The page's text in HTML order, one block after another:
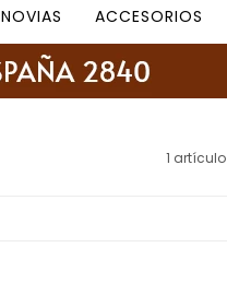
NOVIAS ACCESORIOS
1 artículo